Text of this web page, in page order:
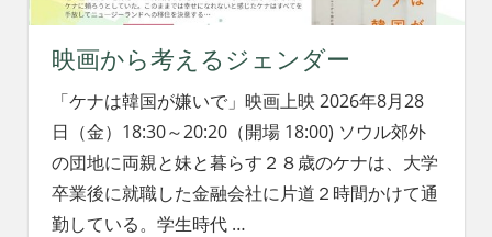
映画から考えるジェンダー
「ケナは韓国が嫌いで」映画上映 2026年8月28
日（金）18:30～20:20（開場 18:00) ソウル郊外
の団地に両親と妹と暮らす２８歳のケナは、大学
卒業後に就職した金融会社に片道２時間かけて通
勤している。学生時代 …